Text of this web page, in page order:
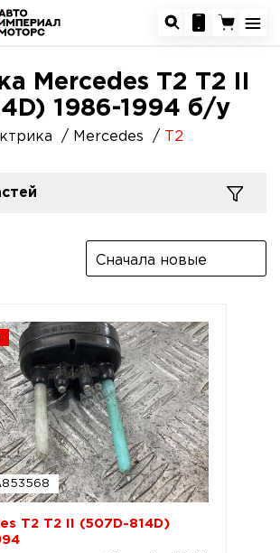
Mercedes T2 T2 II
1986-1994 б/у
Mercedes T2
Сначала новые
T2 T2 II (507D-814D)